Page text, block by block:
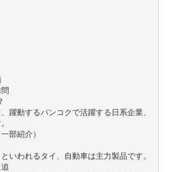
躍動するバンコクで活躍する日系企業、
部紹介）
いわれるタイ、自動車は主力製品です。